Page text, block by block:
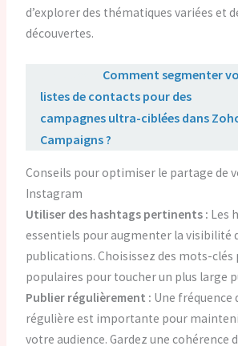
d’explorer des thématiques variées et
découvertes.
Comment segmenter
listes de contacts pour des
campagnes ultra-ciblées dans
Campaigns ?
Conseils pour optimiser le partage de
Instagram
Utiliser des hashtags pertinents : Les
essentiels pour augmenter la visibilité
publications. Choisissez des mots-
populaires pour toucher un plus large
Publier régulièrement : Une fréquence
régulière est importante pour
votre audience. Gardez une cohérence